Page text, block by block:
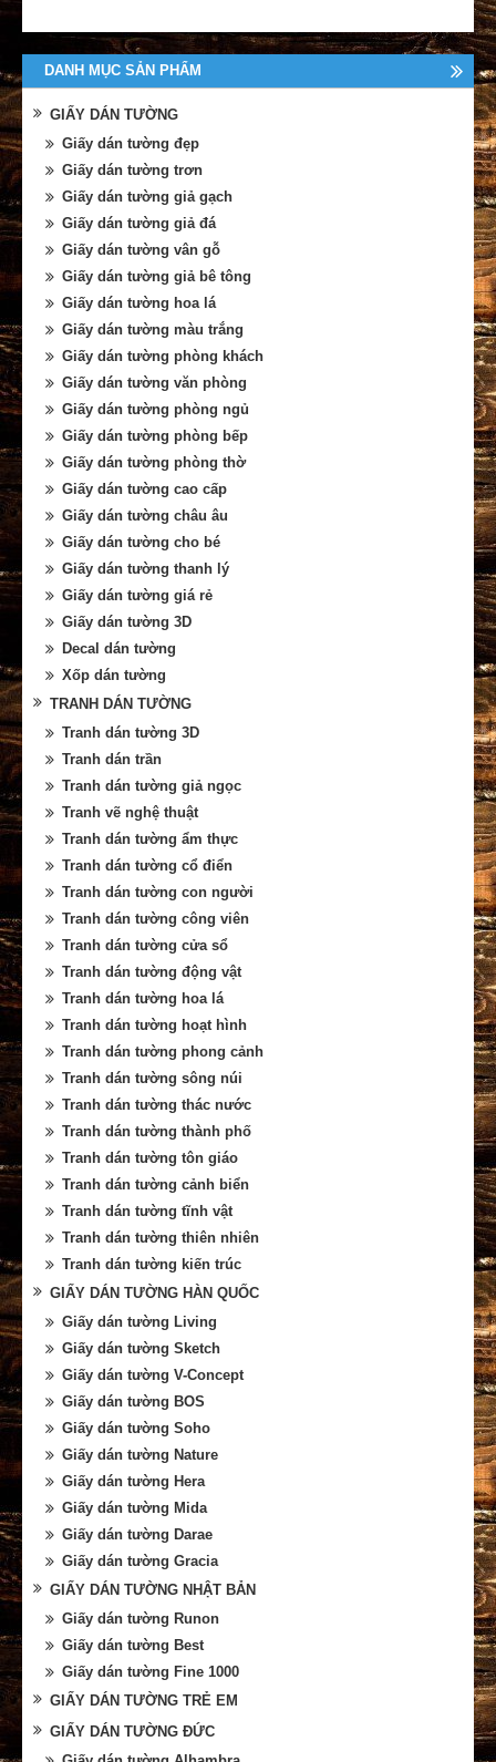
DANH MỤC SẢN PHẨM
GIẤY DÁN TƯỜNG
Giấy dán tường đẹp
Giấy dán tường trơn
Giấy dán tường giả gạch
Giấy dán tường giả đá
Giấy dán tường vân gỗ
Giấy dán tường giả bê tông
Giấy dán tường hoa lá
Giấy dán tường màu trắng
Giấy dán tường phòng khách
Giấy dán tường văn phòng
Giấy dán tường phòng ngủ
Giấy dán tường phòng bếp
Giấy dán tường phòng thờ
Giấy dán tường cao cấp
Giấy dán tường châu âu
Giấy dán tường cho bé
Giấy dán tường thanh lý
Giấy dán tường giá rẻ
Giấy dán tường 3D
Decal dán tường
Xốp dán tường
TRANH DÁN TƯỜNG
Tranh dán tường 3D
Tranh dán trần
Tranh dán tường giả ngọc
Tranh vẽ nghệ thuật
Tranh dán tường ẩm thực
Tranh dán tường cổ điển
Tranh dán tường con người
Tranh dán tường công viên
Tranh dán tường cửa sổ
Tranh dán tường động vật
Tranh dán tường hoa lá
Tranh dán tường hoạt hình
Tranh dán tường phong cảnh
Tranh dán tường sông núi
Tranh dán tường thác nước
Tranh dán tường thành phố
Tranh dán tường tôn giáo
Tranh dán tường cảnh biển
Tranh dán tường tĩnh vật
Tranh dán tường thiên nhiên
Tranh dán tường kiến trúc
GIẤY DÁN TƯỜNG HÀN QUỐC
Giấy dán tường Living
Giấy dán tường Sketch
Giấy dán tường V-Concept
Giấy dán tường BOS
Giấy dán tường Soho
Giấy dán tường Nature
Giấy dán tường Hera
Giấy dán tường Mida
Giấy dán tường Darae
Giấy dán tường Gracia
GIẤY DÁN TƯỜNG NHẬT BẢN
Giấy dán tường Runon
Giấy dán tường Best
Giấy dán tường Fine 1000
GIẤY DÁN TƯỜNG TRẺ EM
GIẤY DÁN TƯỜNG ĐỨC